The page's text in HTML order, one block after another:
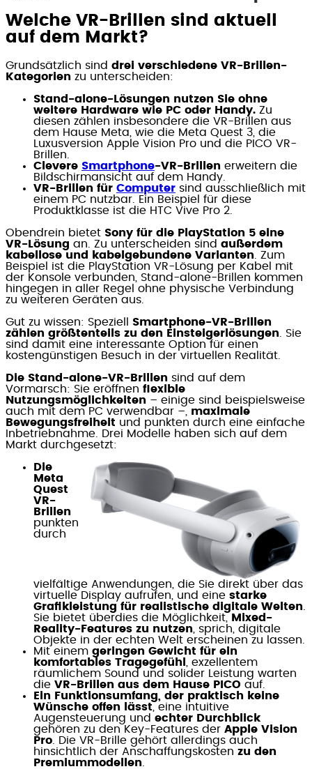
Welche VR-Brillen sind aktuell
auf dem Markt?
Grundsätzlich sind drei verschiedene VR-Brillen-
Kategorien zu unterscheiden:
Stand-alone-Lösungen nutzen Sie ohne
weitere Hardware wie PC oder Handy. Zu
diesen zählen insbesondere die VR-Brillen aus
dem Hause Meta, wie die Meta Quest 3, die
Luxusversion Apple Vision Pro und die PICO VR-
Brillen.
Clevere Smartphone-VR-Brillen erweitern die
Bildschirmansicht auf dem Handy.
VR-Brillen für Computer sind ausschließlich mit
einem PC nutzbar. Ein Beispiel für diese
Produktklasse ist die HTC Vive Pro 2.
Obendrein bietet Sony für die PlayStation 5 eine
VR-Lösung an. Zu unterscheiden sind außerdem
kabellose und kabelgebundene Varianten . Zum
Beispiel ist die PlayStation VR-Lösung per Kabel mit
der Konsole verbunden, Stand-alone-Brillen kommen
hingegen in aller Regel ohne physische Verbindung
zu weiteren Geräten aus.
Gut zu wissen: Speziell Smartphone-VR-Brillen
zählen größtenteils zu den Einsteigerlösungen . Sie
sind damit eine interessante Option für einen
kostengünstigen Besuch in der virtuellen Realität.
Die Stand-alone-VR-Brillen sind auf dem
Vormarsch: Sie eröffnen flexible
Nutzungsmöglichkeiten – einige sind beispielsweise
auch mit dem PC verwendbar –, maximale
Bewegungsfreiheit und punkten durch eine einfache
Inbetriebnahme. Drei Modelle haben sich auf dem
Markt durchgesetzt:
Die
Meta
Quest
VR-
Brillen
punkten
durch
vielfältige Anwendungen, die Sie direkt über das
virtuelle Display aufrufen, und eine starke
Grafikleistung für realistische digitale Welten
Sie bietet überdies die Möglichkeit,
Mixed-
Reality-Features zu nutzen , sprich, digitale
Objekte in der echten Welt erscheinen zu lassen.
Mit einem geringen Gewicht für ein
komfortables Tragegefühl
, exzellentem
räumlichem Sound und solider Leistung warten
die VR-Brillen aus dem Hause PICO auf.
Ein Funktionsumfang, der praktisch keine
Wünsche offen lässt , eine intuitive
Augensteuerung und echter Durchblick
gehören zu den Key-Features der Apple Vision
Pro . Die VR-Brille gehört allerdings auch
hinsichtlich der Anschaffungskosten zu den
Premiummodellen